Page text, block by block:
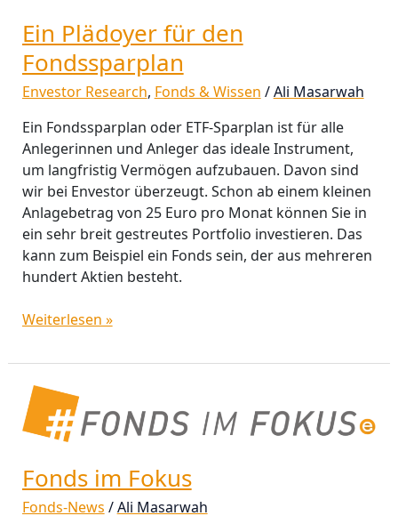
Ein Plädoyer für den
Fondssparplan
Envestor Research, Fonds & Wissen /Ali Masarwah
Ein Fondssparplan oder ETF-Sparplan ist für alle
Anlegerinnen und Anleger das ideale Instrument,
um langfristig Vermögen aufzubauen. Davon sind
wir bei Envestor überzeugt. Schon ab einem kleinen
Anlagebetrag von 25 Euro pro Monat können Sie in
ein sehr breit gestreutes Portfolio investieren. Das
kann zum Beispiel ein Fonds sein, der aus mehreren
hundert Aktien besteht.
Weiterlesen »
Fonds im Fokus
Fonds-News /Ali Masarwah
Fonds
im
Fokus